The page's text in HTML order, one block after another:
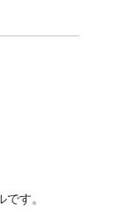
す。